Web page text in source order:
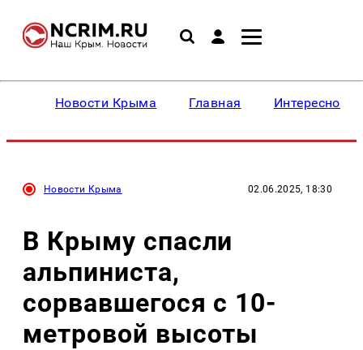
Новости Крыма Главная Интересное
Новости Крыма 02.06.2025, 18:30
В Крыму спасли
альпиниста,
сорвавшегося с 10-
метровой высоты